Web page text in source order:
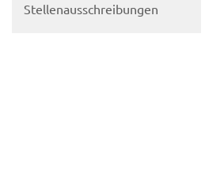
Stel­len­aus­schrei­bun­gen